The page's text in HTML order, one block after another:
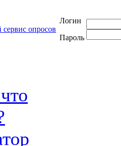
Логин
Пароль